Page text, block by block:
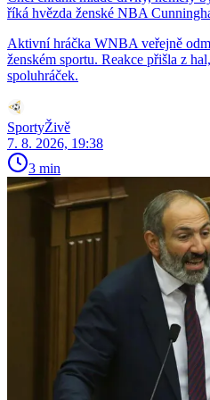
říká hvězda ženské NBA
Aktivní hráčka WNBA veřejně
ženském sportu. Reakce přišla z
spoluhráček.
SportyŽivě
7. 8. 2026, 19:38
3 min